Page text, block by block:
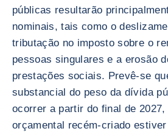
públicas resultarão
nominais, tais como o
tributação no imposto sobre o
pessoas singulares e a erosão
prestações sociais. Prevê-se
substancial do peso da dívida
ocorrer a partir do final de 2027,
orçamental recém-criado